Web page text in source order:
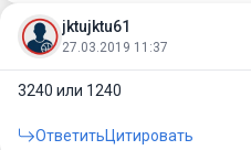
jktujktu61
27.03.2019 11:37
3240 или 1240
ОтветитьЦитировать